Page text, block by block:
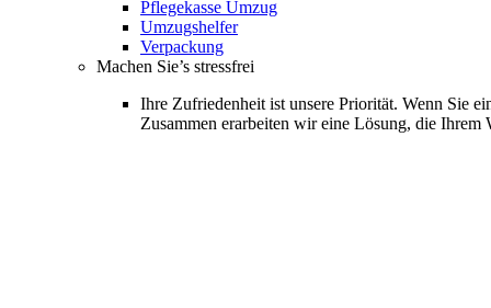
Pflegekasse Umzug
Umzugshelfer
Verpackung
Machen Sie’s stressfrei
Ihre Zufriedenheit ist unsere Priorität. Wenn Sie
Zusammen erarbeiten wir eine Lösung, die Ihrem